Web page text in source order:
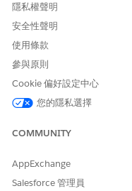
使用網站選取主控台應
將基本的網站選取度量
流程。
隱私權聲明
安全性聲明
使用條款
參與原則
Cookie 偏好設定中心
您的隱私選擇
COMMUNITY
AppExchange
Salesforce 管理員